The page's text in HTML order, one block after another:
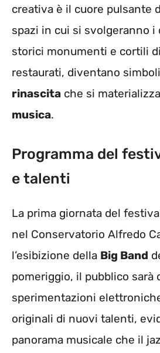
creativa è il cuore pulsante
spazi in cui si svolgeranno i
storici monumenti e cortili
restaurati, diventano
rinascita che si
musica.
Programma del
e talenti
La prima giornata del
nel Conservatorio Alfredo
l’esibizione della Big Band
pomeriggio, il pubblico sarà
sperimentazioni
originali di nuovi talenti,
panorama musicale che il